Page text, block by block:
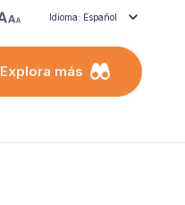
Idioma: Español
Explora más